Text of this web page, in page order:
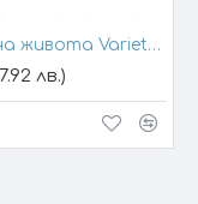
Дървото на живота Variety 1
лв.)